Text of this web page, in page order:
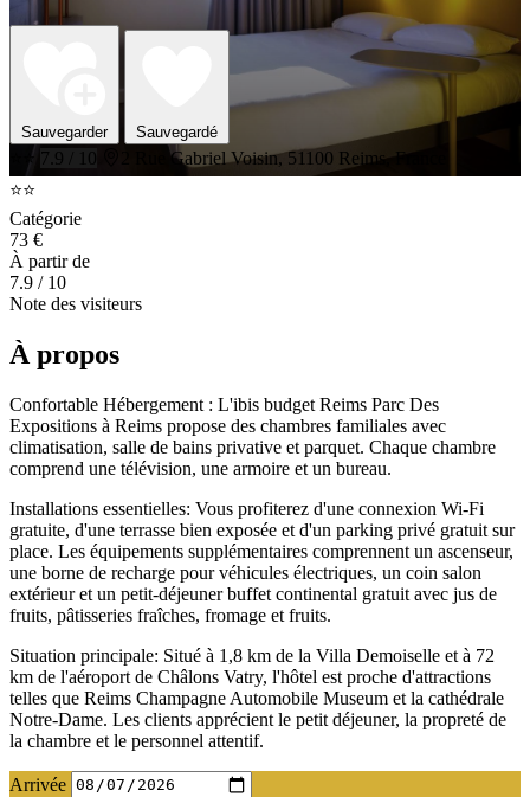
Sauvegarder Sauvegardé
⭐⭐ 7.9 / 10
2 Rue Gabriel Voisin, 51100 Reims, France
⭐⭐
Catégorie
73 €
À partir de
7.9 / 10
Note des visiteurs
À propos
Confortable Hébergement : L'ibis budget Reims Parc Des
Expositions à Reims propose des chambres familiales avec
climatisation, salle de bains privative et parquet. Chaque chambre
comprend une télévision, une armoire et un bureau.
Installations essentielles: Vous profiterez d'une connexion Wi-Fi
gratuite, d'une terrasse bien exposée et d'un parking privé gratuit sur
place. Les équipements supplémentaires comprennent un ascenseur,
une borne de recharge pour véhicules électriques, un coin salon
extérieur et un petit-déjeuner buffet continental gratuit avec jus de
fruits, pâtisseries fraîches, fromage et fruits.
Situation principale: Situé à 1,8 km de la Villa Demoiselle et à 72
km de l'aéroport de Châlons Vatry, l'hôtel est proche d'attractions
telles que Reims Champagne Automobile Museum et la cathédrale
Notre-Dame. Les clients apprécient le petit déjeuner, la propreté de
la chambre et le personnel attentif.
Arrivée